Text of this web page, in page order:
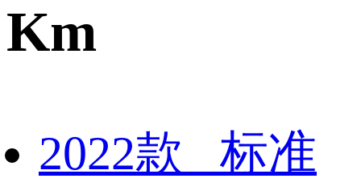
Km
2022款 标准